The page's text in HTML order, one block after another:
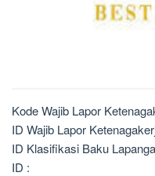
Kode Wajib Lapor
ID Wajib Lapor
ID Klasifikasi Baku
ID :